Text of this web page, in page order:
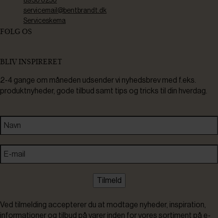
servicemail@bentbrandt.dk
Serviceskema
FØLG OS
BLIV INSPIRERET
2-4 gange om måneden udsender vi nyhedsbrev med f.eks.
produktnyheder, gode tilbud samt tips og tricks til din hverdag.
Tilmeld
Ved tilmelding accepterer du at modtage nyheder, inspiration,
informationer og tilbud på varer inden for vores sortiment på e-